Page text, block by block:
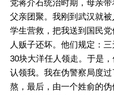
党蒋介石统治时期，母亲
父亲团聚。我刚到武汉就
学生营救，把我送到国民
人贩子还坏。他们规定：
30块大洋任人领走。于是
认领我。我在伪警察局度
熬，最后，由一个姓俞的